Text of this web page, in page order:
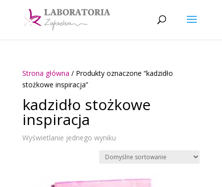
Strona główna / Produkty oznaczone “kadzidło
stożkowe inspiracja”
kadzidło stożkowe
inspiracja
Wyświetlanie jednego wyniku